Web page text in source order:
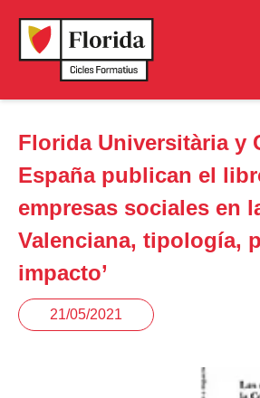
Florida Universitària y
España publican el
empresas sociales en
Valenciana, tipología,
impacto’
21/05/2021